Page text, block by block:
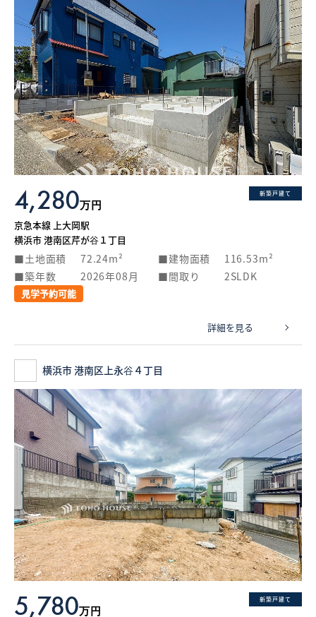
新築戸建て
4,280万円
京急本線 上大岡駅
横浜市 港南区芹が谷１丁目
土地面積 72.24m² 建物面積
116.53m²
築年数
2026年08月 間取り 2SLDK
見学予約可能
詳細を見る
横浜市 港南区上永谷４丁目
新築戸建て
5,780万円